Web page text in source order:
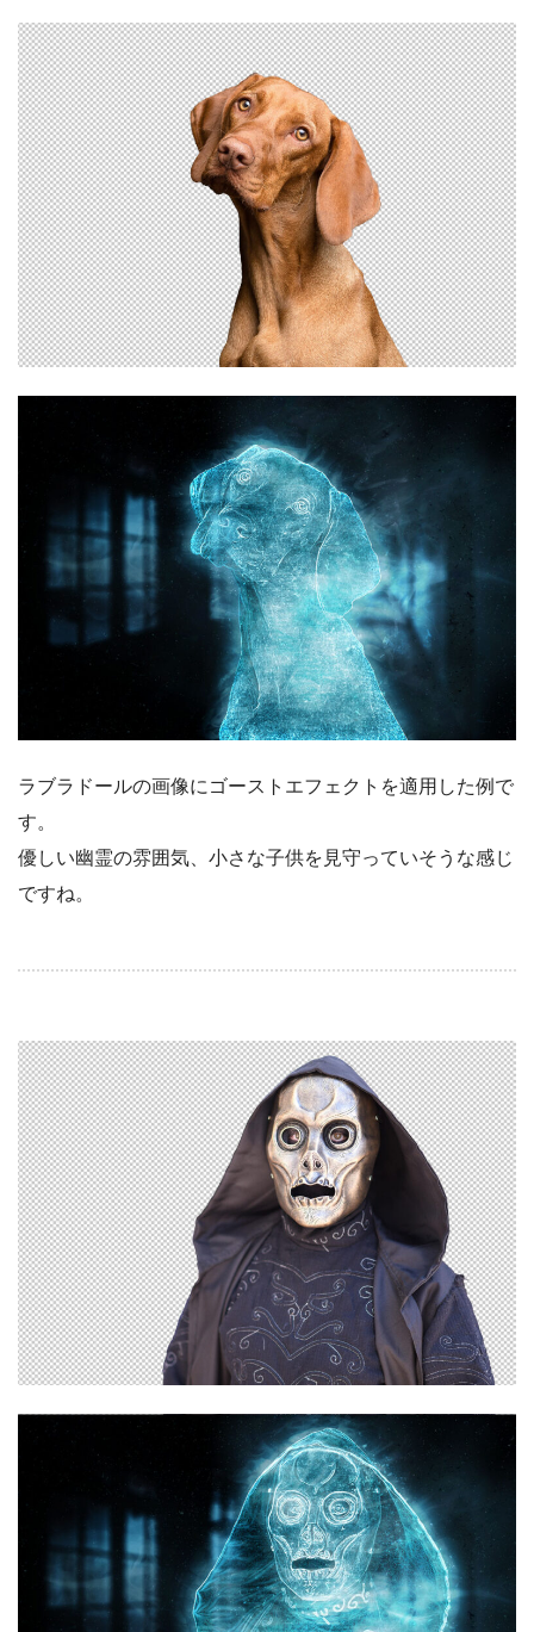
ラブラドールの画像にゴーストエフェクトを適用した例で
す。
優しい幽霊の雰囲気、小さな子供を見守っていそうな感じ
ですね。